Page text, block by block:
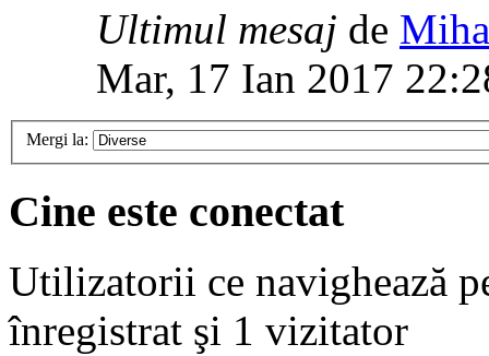
Ultimul mesaj de
Mar, 17 Ian 2017
Mergi la:
Cine este conectat
Utilizatorii ce navighează
înregistrat şi 1 vizitator